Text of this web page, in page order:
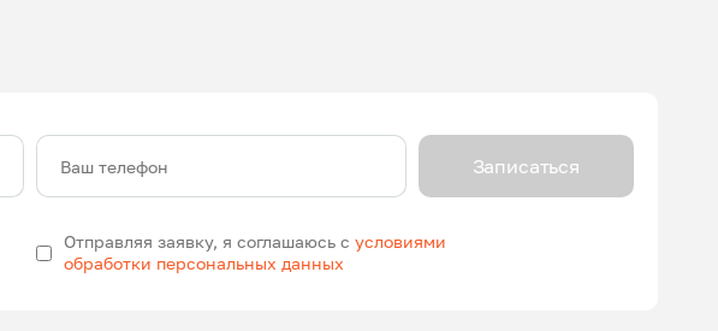
Ваш телефон
Отправляя заявку, я соглашаюсь сусловиями
обработки персональных данных
Записаться